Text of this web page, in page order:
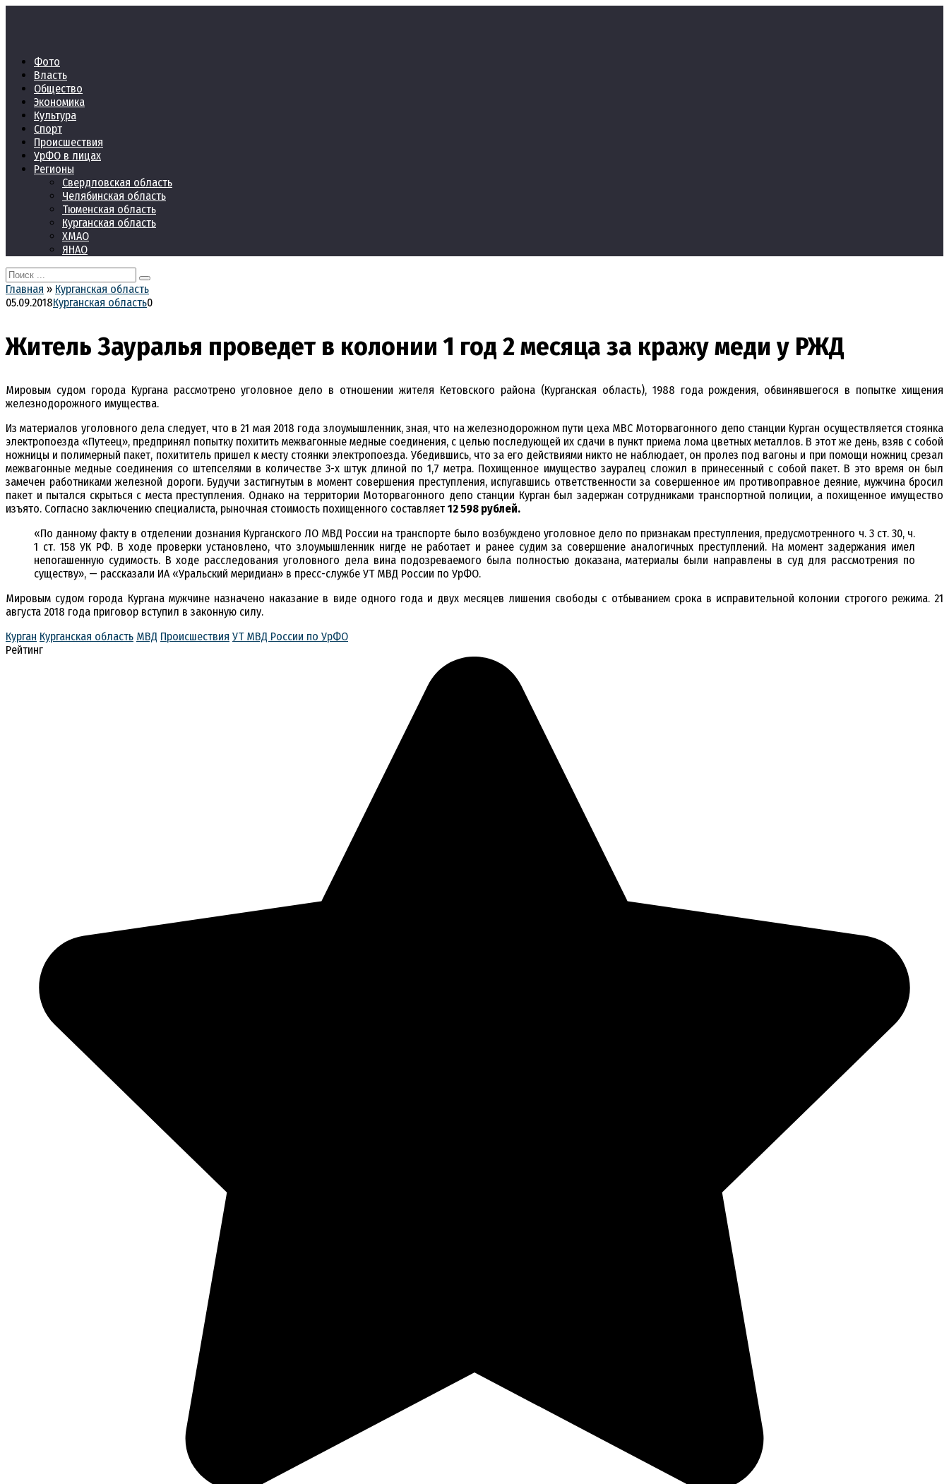
Фото
Власть
Общество
Экономика
Культура
Спорт
Происшествия
УрФО в лицах
Регионы
Свердловская область
Челябинская область
Тюменская область
Курганская область
ХМАО
ЯНАО
Search
for:
Главная » Курганская область
05.09.2018Курганская область0
Житель Зауралья проведет в колонии 1 год 2 месяца за кражу меди у РЖД
Мировым судом города Кургана рассмотрено уголовное дело в отношении жителя Кетовского района (Курганская область), 1988 года рождения, обвинявшегося в попытке хищения
железнодорожного имущества.
Из материалов уголовного дела следует, что в 21 мая 2018 года злоумышленник, зная, что на железнодорожном пути цеха МВС Моторвагонного депо станции Курган осуществляется стоянка
электропоезда «Путеец», предпринял попытку похитить межвагонные медные соединения, с целью последующей их сдачи в пункт приема лома цветных металлов. В этот же день, взяв с собой
ножницы и полимерный пакет, похититель пришел к месту стоянки электропоезда. Убедившись, что за его действиями никто не наблюдает, он пролез под вагоны и при помощи ножниц срезал
межвагонные медные соединения со штепселями в количестве 3-х штук длиной по 1,7 метра. Похищенное имущество зауралец сложил в принесенный с собой пакет. В это время он был
замечен работниками железной дороги. Будучи застигнутым в момент совершения преступления, испугавшись ответственности за совершенное им противоправное деяние, мужчина бросил
пакет и пытался скрыться с места преступления. Однако на территории Моторвагонного депо станции Курган был задержан сотрудниками транспортной полиции, а похищенное имущество
изъято. Согласно заключению специалиста, рыночная стоимость похищенного составляет 12 598 рублей.
«По данному факту в отделении дознания Курганского ЛО МВД России на транспорте было возбуждено уголовное дело по признакам преступления, предусмотренного ч. 3 ст. 30, ч.
1 ст. 158 УК РФ. В ходе проверки установлено, что злоумышленник нигде не работает и ранее судим за совершение аналогичных преступлений. На момент задержания имел
непогашенную судимость. В ходе расследования уголовного дела вина подозреваемого была полностью доказана, материалы были направлены в суд для рассмотрения по
существу», — рассказали ИА «Уральский меридиан» в пресс-службе УТ МВД России по УрФО.
Мировым судом города Кургана мужчине назначено наказание в виде одного года и двух месяцев лишения свободы с отбыванием срока в исправительной колонии строгого режима. 21
августа 2018 года приговор вступил в законную силу.
Курган Курганская область МВД Происшествия УТ МВД России по УрФО
Рейтинг